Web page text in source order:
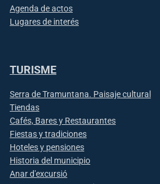
Agenda de actos
Lugares de interés
TURISME
Serra de Tramuntana. Paisaje cultural
Tiendas
Cafés, Bares y Restaurantes
Fiestas y tradiciones
Hoteles y pensiones
Historia del municipio
Anar d'excursió